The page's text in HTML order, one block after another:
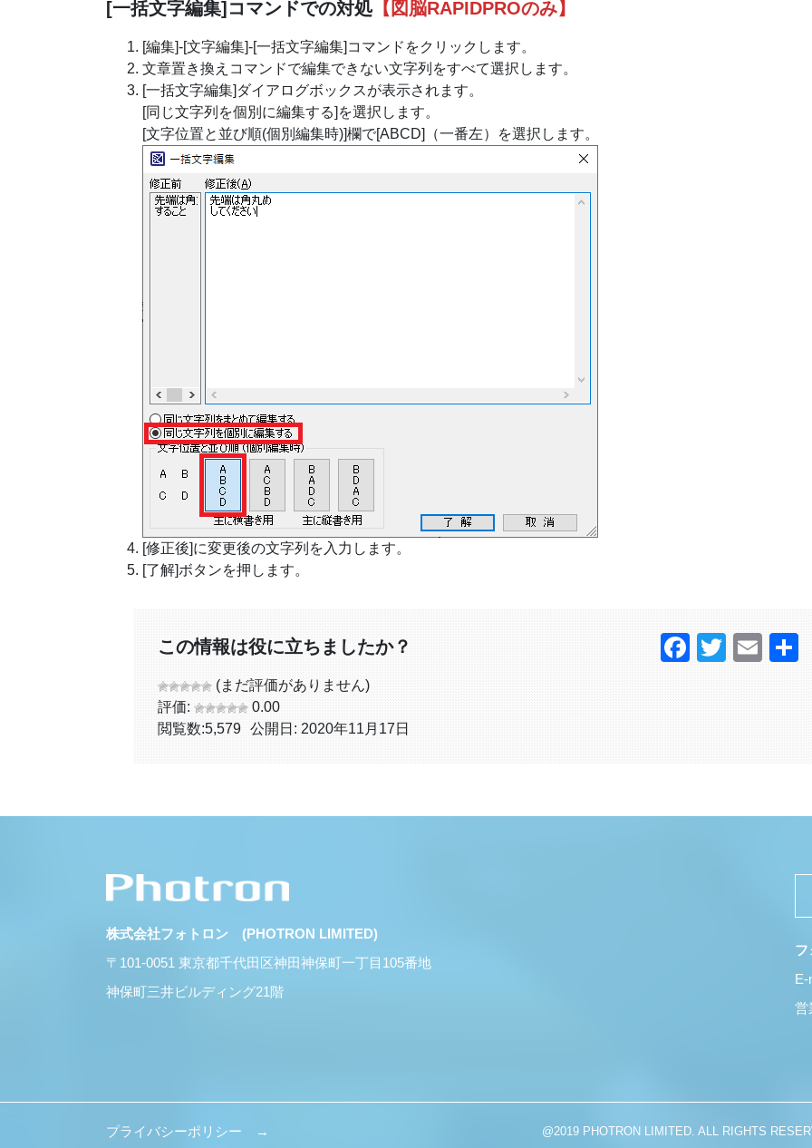
[一括文字編集]コマンドでの対処【図脳RAPIDPROのみ】
[編集]-[文字編集]-[一括文字編集]コマンドをクリックします。
文章置き換えコマンドで編集できない文字列をすべて選択します。
[一括文字編集]ダイアログボックスが表示されます。
[同じ文字列を個別に編集する]を選択します。
[文字位置と並び順(個別編集時)]欄で[ABCD]（一番左）を選択します。
[修正後]に変更後の文字列を入力します。
[了解]ボタンを押します。
この情報は役に立ちましたか？
(まだ評価がありません)
評価:
0.00
閲覧数:5,579 公開日: 2020年11月17日
Twitter
株式会社フォトロン (PHOTRON LIMITED)
〒101-0051 東京都千代田区神田神保町一丁目105番地
神保町三井ビルディング21階
フ
E-
営
プライバシーポリシー → @2019 PHOTRON LIMITED. ALL RIGHTS